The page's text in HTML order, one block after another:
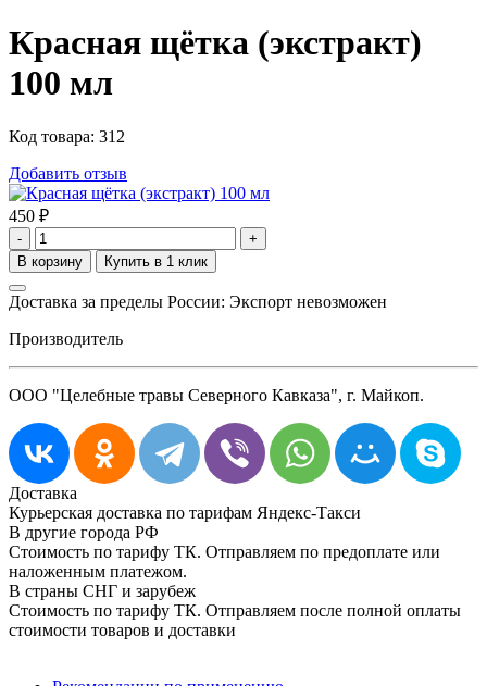
Красная щётка (экстракт)
100 мл
Код товара: 312
Добавить отзыв
450 ₽
- +
Доставка за пределы России: Экспорт невозможен
Производитель
ООО "Целебные травы Северного Кавказа", г. Майкоп.
Доставка
Курьерская доставка по тарифам Яндекс-Такси
В другие города РФ
Стоимость по тарифу ТК. Отправляем по предоплате или
наложенным платежом.
В страны СНГ и зарубеж
Стоимость по тарифу ТК. Отправляем после полной оплаты
стоимости товаров и доставки